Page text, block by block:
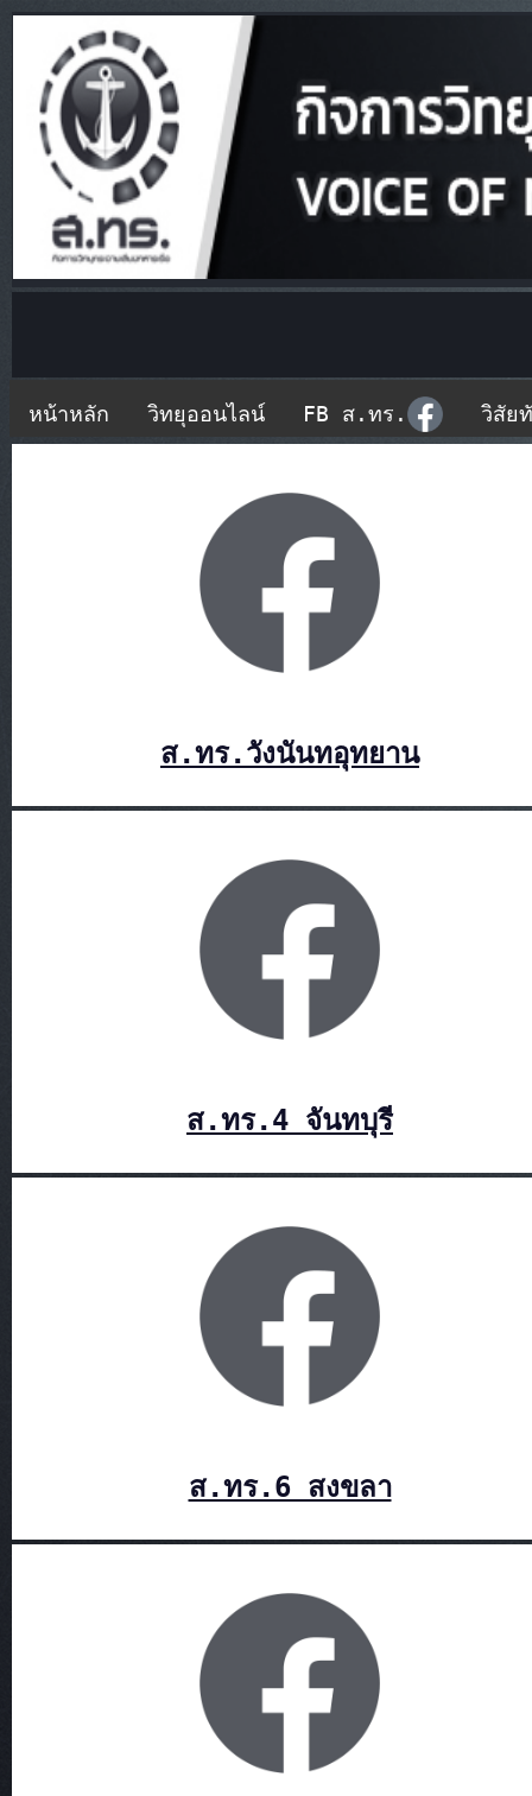
หน้าหลัก วิทยุออนไลน์ FB ส.ทร. วิสัย
ส.ทร.วังนันทอุทยาน
ส.ทร.4 จันทบุรี
ส.ทร.6 สงขลา